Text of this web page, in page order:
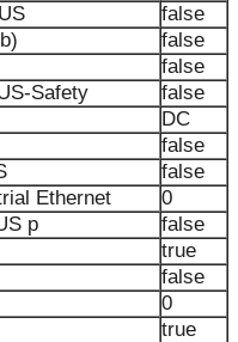
false
false
false
Safety
false
DC
false
false
Ethernet
0
p
false
true
false
0
true